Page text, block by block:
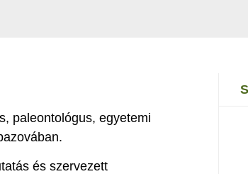
paleontológus, egyetemi
és szervezett